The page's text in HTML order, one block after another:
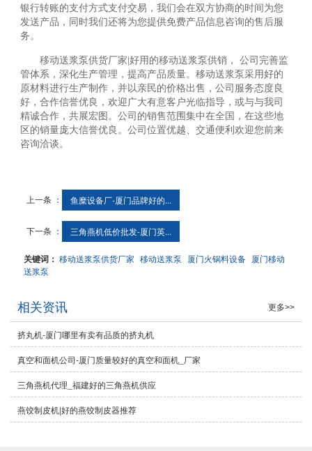
银行转账的支付方式支付交易，我们会在双方协商的时间为您
发送产品，同时我们还将为您提供免费产品信息咨询的售后服
务。
移动送浆泵供货厂家|好用的移动送浆泵供销， 公司完善监
管体系，深化生产管理，提高产品质量。移动送浆泵采用好的
原材料进行生产制作，并以亲民的价格出售，公司服务态度良
好，合作信誉优良，欢迎广大有意客户光临指导，或与与我司
精诚合作，共展宏图。公司的销售范围集中在全国，在这些地
区的销量庞大信誉优良。公司位置优越、交通便利欢迎您前来
咨询洽谈。
上一条 ： 鱼糜设备厂-厦门品牌好的...
下一条 ： 三角燕机低价批发-厦门英...
关键词：移动送浆泵供货厂家 移动送浆泵 厦门火锅料设备 厦门移动
送浆泵
相关资讯 更多>>
挤丸机-厦门哪里有卖有品质的挤丸机
真空和面机公司-厦门质量较好的真空和面机_厂家
三角燕机代理_福建好的三角燕机供应
燕饺制皮机|好的燕饺制皮器推荐